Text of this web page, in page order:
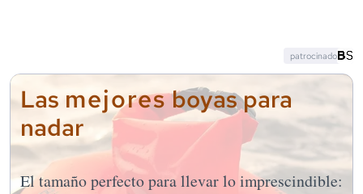
Las mejoresboyas para
nadar
El tamaño perfecto para llevar lo imprescindible:
patrocinado